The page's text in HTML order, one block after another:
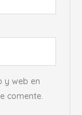
y web en
comente.